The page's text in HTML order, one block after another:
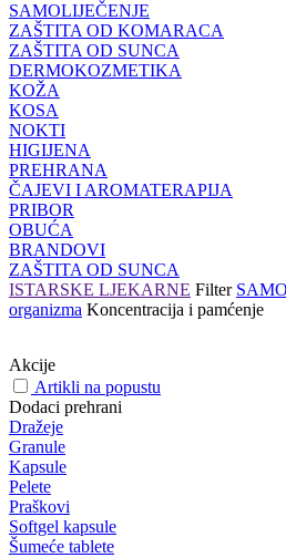
SAMOLIJEČENJE
ZAŠTITA OD KOMARACA
ZAŠTITA OD SUNCA
DERMOKOZMETIKA
KOŽA
KOSA
NOKTI
HIGIJENA
PREHRANA
ČAJEVI I AROMATERAPIJA
PRIBOR
OBUĆA
BRANDOVI
ZAŠTITA OD SUNCA
ISTARSKE LJEKARNE Filter
organizma Koncentracija i pamćenje
Akcije
Artikli na popustu
Dodaci prehrani
Dražeje
Granule
Kapsule
Pelete
Praškovi
Softgel kapsule
Šumeće tablete